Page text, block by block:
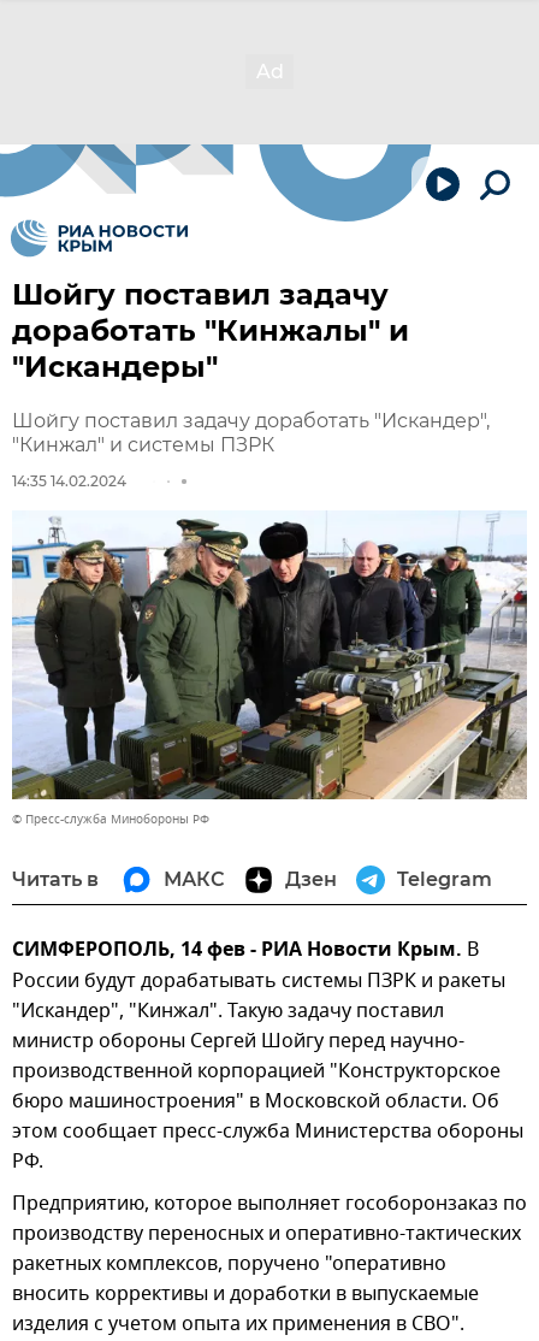
Шойгу поставил задачу
доработать "Кинжалы" и
"Искандеры"
Шойгу поставил задачу доработать "Искандер",
"Кинжал" и системы ПЗРК
14:35 14.02.2024
© Пресс-служба Минобороны РФ
Читать в МАКС Дзен Telegram
СИМФЕРОПОЛЬ, 14 фев - РИА Новости Крым. В
России будут дорабатывать системы ПЗРК и ракеты
"Искандер", "Кинжал". Такую задачу поставил
министр обороны Сергей Шойгу перед научно-
производственной корпорацией "Конструкторское
бюро машиностроения" в Московской области. Об
этом сообщает пресс-служба Министерства обороны
РФ.
Предприятию, которое выполняет гособоронзаказ по
производству переносных и оперативно-тактических
ракетных комплексов, поручено "оперативно
вносить коррективы и доработки в выпускаемые
изделия с учетом опыта их применения в СВО".